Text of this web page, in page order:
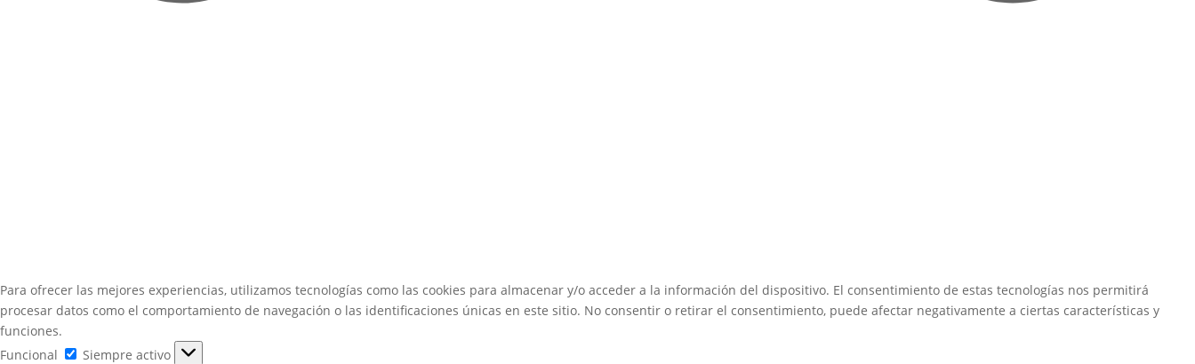
Para ofrecer las mejores experiencias, utilizamos tecnologías como las cookies para almacenar y/o acceder a la información del dispositivo. El consentimiento de estas tecnologías nos permitirá
procesar datos como el comportamiento de navegación o las identificaciones únicas en este sitio. No consentir o retirar el consentimiento, puede afectar negativamente a ciertas características y
funciones.
Funcional
Funcional
Siempre activo